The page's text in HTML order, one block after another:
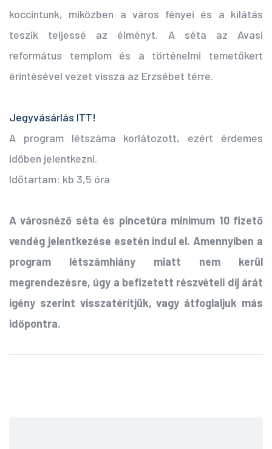
koccintunk, miközben a város fényei és a kilátás
teszik teljessé az élményt. A séta az Avasi
református templom és a történelmi temetőkert
érintésével vezet vissza az Erzsébet térre.
Jegyvásárlás ITT!
A program létszáma korlátozott, ezért érdemes
időben jelentkezni.
Időtartam: kb 3,5 óra
A városnéző séta és pincetúra minimum 10 fizető
vendég jelentkezése esetén indul el. Amennyiben a
program létszámhiány miatt nem kerül
megrendezésre, úgy a befizetett részvételi díj árát
igény szerint visszatérítjük, vagy átfoglaljuk más
időpontra.